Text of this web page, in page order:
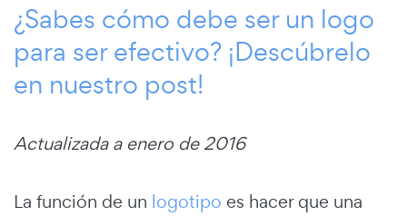
¿Sabes cómo debe ser un logo
para ser efectivo? ¡Descúbrelo
en nuestro post!
Actualizada a enero de 2016
La función de un logotipo es hacer que una